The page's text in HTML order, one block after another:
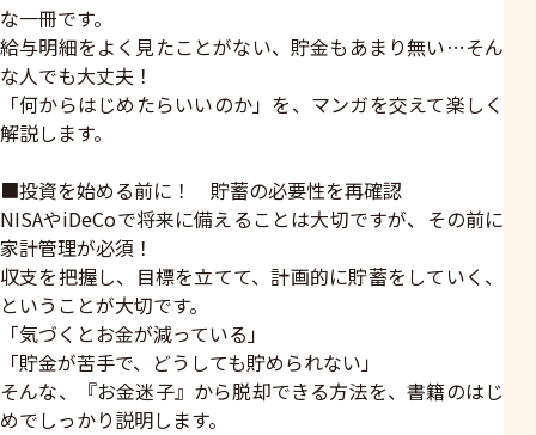
な一冊です。
給与明細をよく見たことがない、貯金もあまり無い…そん
な人でも大丈夫！
「何からはじめたらいいのか」を、マンガを交えて楽しく
解説します。
■投資を始める前に！ 貯蓄の必要性を再確認
NISAやiDeCoで将来に備えることは大切ですが、その前に
家計管理が必須！
収支を把握し、目標を立てて、計画的に貯蓄をしていく、
ということが大切です。
「気づくとお金が減っている」
「貯金が苦手で、どうしても貯められない」
そんな、『お金迷子』から脱却できる方法を、書籍のはじ
めでしっかり説明します。